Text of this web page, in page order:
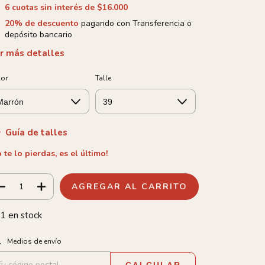
6 cuotas sin interés de $16.000
20% de descuento pagando con Transferencia o
depósito bancario
más detalles
Talle
Guía de talles
te lo pierdas, es el último!
1 en stock
para el CP:
Medios de envío